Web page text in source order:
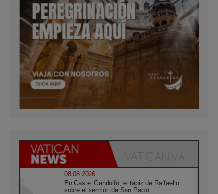
08.08.2026
En Castel Gandolfo, el tapiz de Raffaello
sobre el sermón de San Pablo